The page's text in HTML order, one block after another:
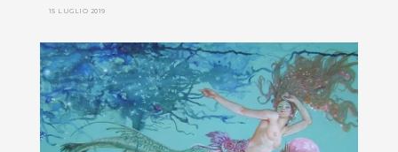
15 LUGLIO 2019